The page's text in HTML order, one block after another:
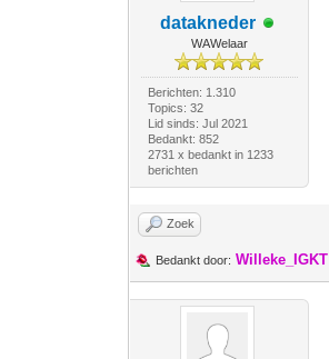
datakneder
WAWelaar
Berichten: 1.310
Topics: 32
Lid sinds: Jul 2021
Bedankt: 852
2731 x bedankt in 1233
berichten
Zoek
Bedankt door: Willeke_IGKT